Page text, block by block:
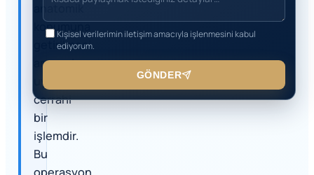
anatomik
konumuna
getirilmesi
amacıyla
uygulanan
cerrahi
bir
işlemdir.
Bu
Kişisel verilerimin iletişim amacıyla işlenmesini kabul
ediyorum.
GÖNDER